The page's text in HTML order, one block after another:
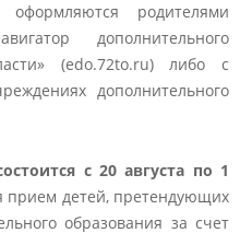
родителями
дополнительного
(edo.72to.ru) либо с
дополнительного
с 20 августа по 1
прием детей, претендующих
образования за счет